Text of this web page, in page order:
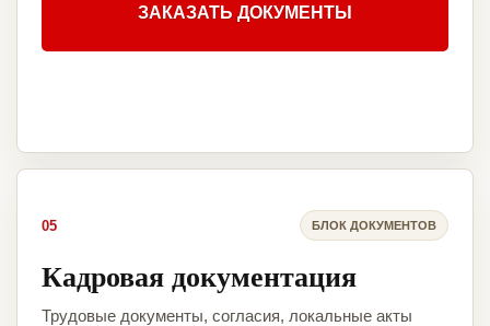
ЗАКАЗАТЬ ДОКУМЕНТЫ
05 БЛОК ДОКУМЕНТОВ
Кадровая документация
Трудовые документы, согласия, локальные акты